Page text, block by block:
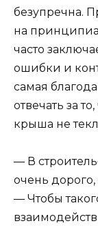
безупречна.
на
часто
ошибки и
самая
отвечать за
крыша не
— В
очень дорого,
— Чтобы